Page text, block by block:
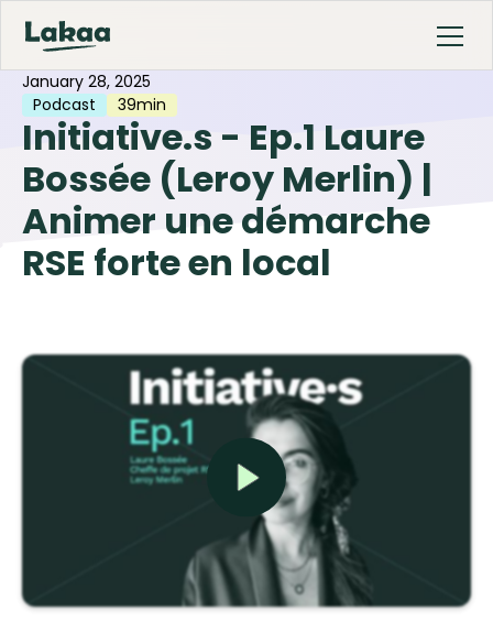
January 28, 2025
Podcast
39min
Initiative.s - Ep.1 Laure
Bossée (Leroy Merlin) |
Animer une démarche
RSE forte en local